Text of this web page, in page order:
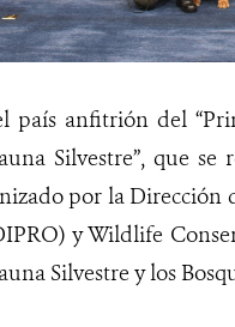
país anfitrión del
Silvestre”, que
por la Dirección
y Wildlife
Silvestre y los